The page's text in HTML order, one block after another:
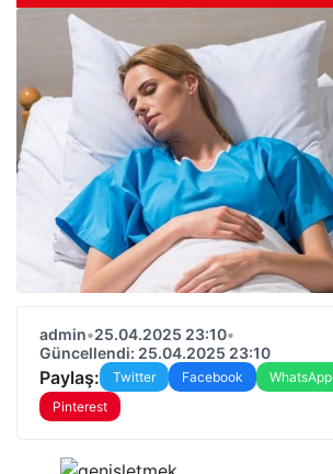
admin•25.04.2025 23:10•
Güncellendi: 25.04.2025 23:10
Paylaş: Twitter Facebook WhatsApp
Pinterest